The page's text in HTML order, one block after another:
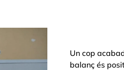
Un cop
balanç és